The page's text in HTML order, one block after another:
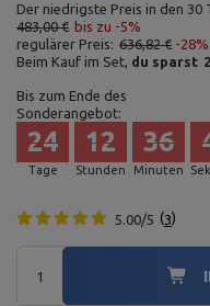
Der niedrigste Preis in den 30
483,00 € bis zu -5%
regulärer Preis: 636,82 € -28%
Beim Kauf im Set, du sparst
Bis zum Ende des
Sonderangebot:
Tage
24
Stunden
12
Minuten
36
5.00/5 3